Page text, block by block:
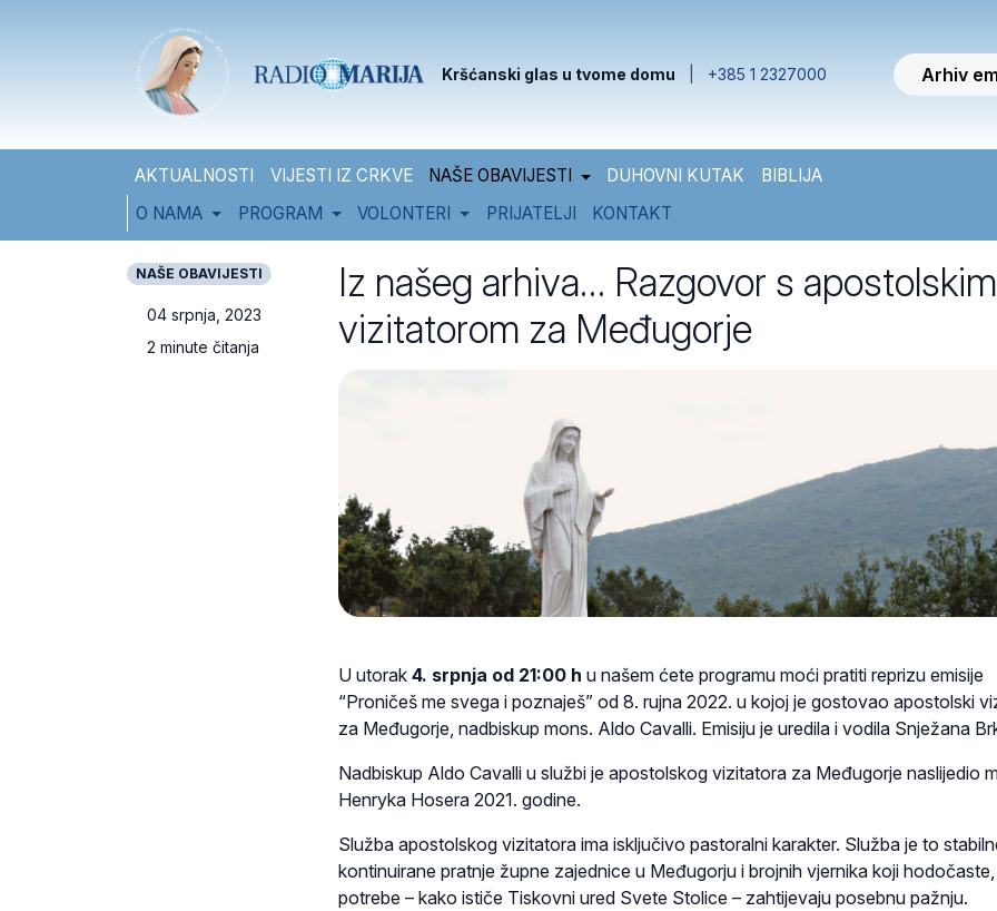
Kršćanski glas u tvome domu +385 1 2327000 Arhiv
AKTUALNOSTI VIJESTI IZ CRKVE NAŠE OBAVIJESTI DUHOVNI KUTAK
BIBLIJA
O NAMA
PROGRAM VOLONTERI PRIJATELJI KONTAKT
NAŠE OBAVIJESTI
04 srpnja, 2023
2 minute čitanja
Iz našeg arhiva… Razgovor s apostolskim
vizitatorom za Međugorje
U utorak 4. srpnja od 21:00 h u našem ćete programu moći pratiti reprizu emisije
“Proničeš me svega i poznaješ” od 8. rujna 2022. u kojoj je gostovao apostolski
za Međugorje, nadbiskup mons. Aldo Cavalli. Emisiju je uredila i vodila Snježana
Nadbiskup Aldo Cavalli u službi je apostolskog vizitatora za Međugorje naslijedio
Henryka Hosera 2021. godine.
Služba apostolskog vizitatora ima isključivo pastoralni karakter. Služba je to
kontinuirane pratnje župne zajednice u Međugorju i brojnih vjernika koji
potrebe – kako ističe Tiskovni ured Svete Stolice – zahtijevaju posebnu pažnju.